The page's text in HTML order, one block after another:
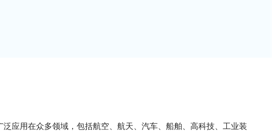
应用在众多领域，包括航空、航天、汽车、船舶、高科技、工业装